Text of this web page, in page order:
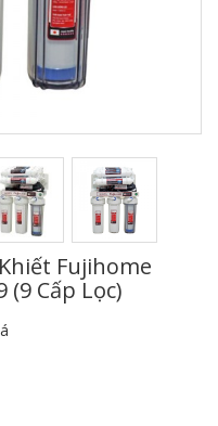
Fujihome
(9 Cấp Lọc)